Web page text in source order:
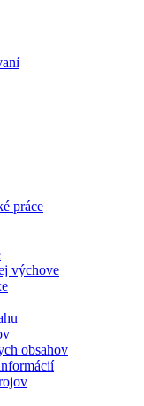
práce
výchove
obsahov